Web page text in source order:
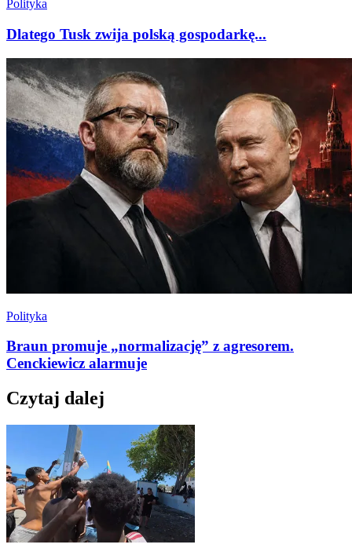
Polityka
Dlatego Tusk zwija polską gospodarkę...
Polityka
Braun promuje „normalizację” z agresorem.
Cenckiewicz alarmuje
Czytaj dalej